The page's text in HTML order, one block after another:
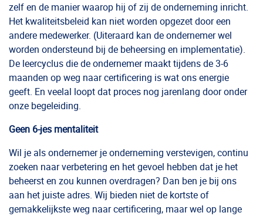
zelf en de manier waarop hij of zij de onderneming inricht.
Het kwaliteitsbeleid kan niet worden opgezet door een
andere medewerker. (Uiteraard kan de ondernemer wel
worden ondersteund bij de beheersing en implementatie).
De leercyclus die de ondernemer maakt tijdens de 3-6
maanden op weg naar certificering is wat ons energie
geeft. En veelal loopt dat proces nog jarenlang door onder
onze begeleiding.
Geen 6-jes mentaliteit
Wil je als ondernemer je onderneming verstevigen, continu
zoeken naar verbetering en het gevoel hebben dat je het
beheerst en zou kunnen overdragen? Dan ben je bij ons
aan het juiste adres. Wij bieden niet de kortste of
gemakkelijkste weg naar certificering, maar wel op lange